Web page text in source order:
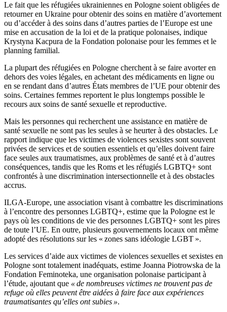
Le fait que les réfugiées ukrainiennes en Pologne soient obligées de
retourner en Ukraine pour obtenir des soins en matière d’avortement
ou d’accéder à des soins dans d’autres parties de l’Europe est une
mise en accusation de la loi et de la pratique polonaises, indique
Krystyna Kacpura de la Fondation polonaise pour les femmes et le
planning familial.
La plupart des réfugiées en Pologne cherchent à se faire avorter en
dehors des voies légales, en achetant des médicaments en ligne ou
en se rendant dans d’autres États membres de l’UE pour obtenir des
soins. Certaines femmes reportent le plus longtemps possible le
recours aux soins de santé sexuelle et reproductive.
Mais les personnes qui recherchent une assistance en matière de
santé sexuelle ne sont pas les seules à se heurter à des obstacles. Le
rapport indique que les victimes de violences sexistes sont souvent
privées de services et de soutien essentiels et qu’elles doivent faire
face seules aux traumatismes, aux problèmes de santé et à d’autres
conséquences, tandis que les Roms et les réfugiés LGBTQ+ sont
confrontés à une discrimination intersectionnelle et à des obstacles
accrus.
ILGA-Europe, une association visant à combattre les discriminations
à l’encontre des personnes LGBTQ+, estime que la Pologne est le
pays où les conditions de vie des personnes LGBTQ+ sont les pires
de toute l’UE. En outre, plusieurs gouvernements locaux ont même
adopté des résolutions sur les « zones sans idéologie LGBT ».
Les services d’aide aux victimes de violences sexuelles et sexistes en
Pologne sont totalement inadéquats, estime Joanna Piotrowska de la
Fondation Feminoteka, une organisation polonaise participant à
l’étude, ajoutant que « de nombreuses victimes ne trouvent pas de
refuge où elles peuvent être aidées à faire face aux expériences
traumatisantes qu’elles ont subies ».